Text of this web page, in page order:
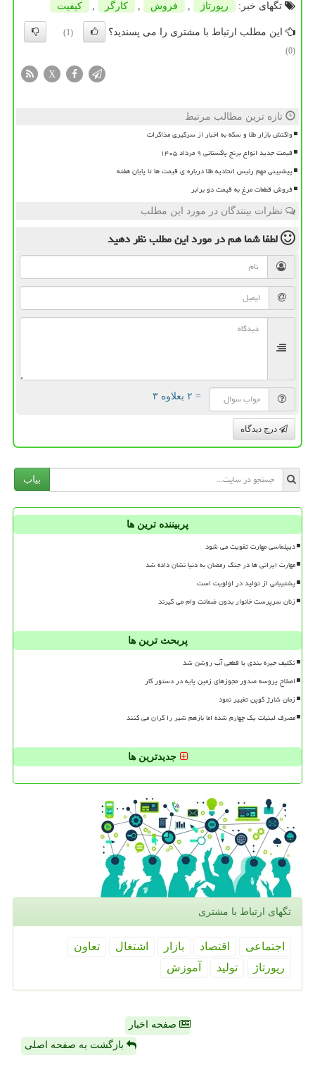
تگهای خبر:
رپورتاژ , فروش , كارگر , كیفیت
این مطلب ارتباط با مشتری را می پسندید؟
(1)
(0)
X
تازه ترین مطالب مرتبط
واکنش بازار طلا و سکه به اخبار از سرگیری مذاکرات
قیمت جدید انواع برنج پاکستانی ۹ مرداد ۱۴۰۵
پیشبینی مهم رئیس اتحادیه طلا درباره ی قیمت ها تا پایان هفته
فروش قطعات مرغ به قیمت دو برابر
نظرات بینندگان در مورد این مطلب
لطفا شما همدر مورد این مطلبنظر دهید
= ۲ بعلاوه ۳
درج دیدگاه
بیاب
پربیننده ترین ها
دیپلماسی مهارت تقویت می شود
مهارت ایرانی ها در جنگ رمضان به دنیا نشان داده شد
پشتیبانی از تولید در اولویت است
زنان سرپرست خانوار بدون ضمانت وام می گیرند
پربحث ترین ها
تکلیف جیره بندی یا قطعی آب روشن شد
اصلاح پروسه صدور مجوزهای زمین پایه در دستور کار
زمان شارژ کوپن تغییر نمود
مصرف لبنیات یک چهارم شده اما بازهم شیر را گران می کنند
جدیدترین ها
تگهای ارتباط با مشتری
اجتماعی اقتصاد بازار اشتغال
تعاون
رپورتاژ
تولید آموزش
صفحه اخبار
بازگشت به صفحه اصلی